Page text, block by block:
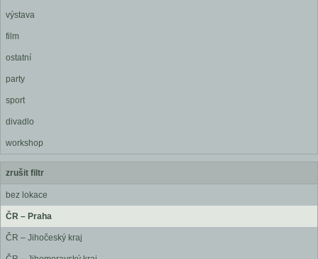
výstava
film
ostatní
party
sport
divadlo
workshop
zrušit filtr
bez lokace
ČR – Praha
ČR – Jihočeský kraj